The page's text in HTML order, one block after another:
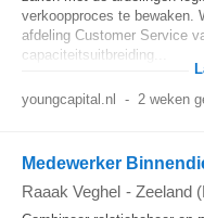
verkoopproces te bewaken.
afdeling Customer Service
capaciteitsuitbreiding...
youngcapital.nl - 2 weken
Medewerker
Raaak Veghel - Zeeland